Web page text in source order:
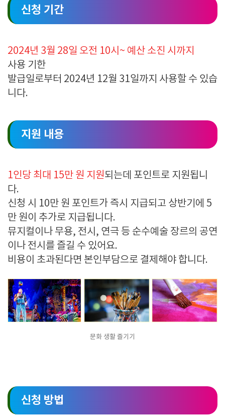
신청 기간
2024년 3월 28일 오전 10시~ 예산 소진 시까지
사용 기한
발급일로부터 2024년 12월 31일까지 사용할 수 있습
니다.
지원 내용
1인당 최대 15만 원 지원되는데 포인트로 지원됩니
다.
신청 시 10만 원 포인트가 즉시 지급되고 상반기에 5
만 원이 추가로 지급됩니다.
뮤지컬이나 무용, 전시, 연극 등 순수예술 장르의 공연
이나 전시를 즐길 수 있어요.
비용이 초과된다면 본인부담으로 결제해야 합니다.
문화 생활 즐기기
신청 방법